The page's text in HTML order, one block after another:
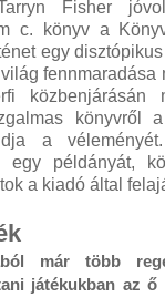
Fisher
c. könyv a
egy
fennmaradása
közbenjárásán
könyvről
a
egy példányát,
a kiadó által
már több
játékukban az